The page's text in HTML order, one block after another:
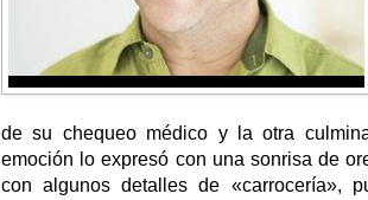
de su chequeo médico y la otra
emoción lo expresó con una sonrisa de
con algunos detalles de «carrocería»,